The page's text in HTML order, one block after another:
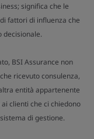
significa che le
fattori di influenza che
decisionale.
BSI Assurance non
ricevuto consulenza,
entità appartenente
clienti che ci chiedono
di gestione.